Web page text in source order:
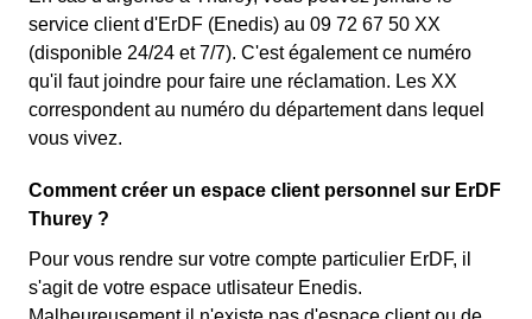
service client d'ErDF (Enedis) au 09 72 67 50 XX
(disponible 24/24 et 7/7). C'est également ce numéro
qu'il faut joindre pour faire une réclamation. Les XX
correspondent au numéro du département dans lequel
vous vivez.
Comment créer un espace client personnel sur ErDF
Thurey ?
Pour vous rendre sur votre compte particulier ErDF, il
s'agit de votre espace utlisateur Enedis.